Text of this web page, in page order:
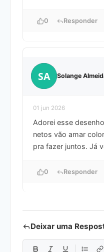
0 Responder
SA Solange
01 jun 2026
Adorei esse
netos vão amar
pra fazer juntos. Já
0 Responder
Deixar uma